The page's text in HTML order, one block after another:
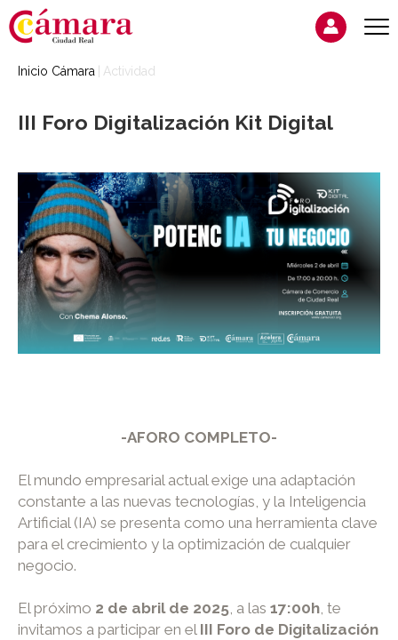
Inicio Cámara Actividad
III Foro Digitalización Kit Digital
-AFORO COMPLETO-
El mundo empresarial actual exige una adaptación
constante a las nuevas tecnologías, y la Inteligencia
Artificial (IA) se presenta como una herramienta clave
para el crecimiento y la optimización de cualquier
negocio.
El próximo 2 de abril de 2025 , a las 17:00h , te
invitamos a participar en el III Foro de Digitalización